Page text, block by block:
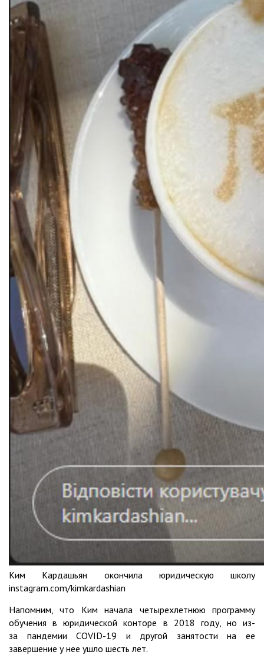
Ким Кардашьян окончила юридическую школу
instagram.com/kimkardashian
Напомним, что Ким начала четырехлетнюю программу
обучения в юридической конторе в 2018 году, но из-
за пандемии COVID-19 и другой занятости на ее
завершение у нее ушло шесть лет.